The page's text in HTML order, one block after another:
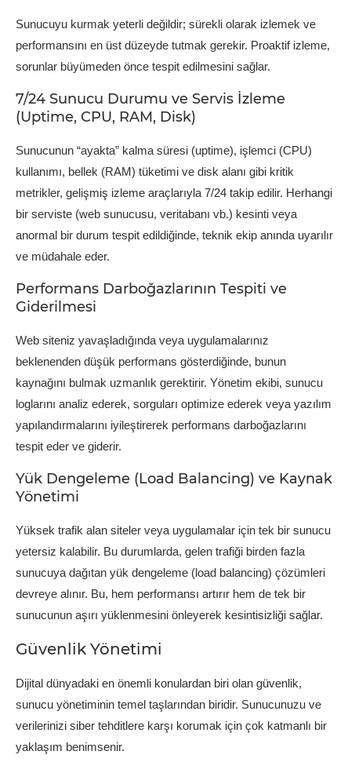
Sunucuyu kurmak yeterli değildir; sürekli olarak izlemek ve
performansını en üst düzeyde tutmak gerekir. Proaktif izleme,
sorunlar büyümeden önce tespit edilmesini sağlar.
7/24 Sunucu Durumu ve Servis İzleme
(Uptime, CPU, RAM, Disk)
Sunucunun “ayakta” kalma süresi (uptime), işlemci (CPU)
kullanımı, bellek (RAM) tüketimi ve disk alanı gibi kritik
metrikler, gelişmiş izleme araçlarıyla 7/24 takip edilir. Herhangi
bir serviste (web sunucusu, veritabanı vb.) kesinti veya
anormal bir durum tespit edildiğinde, teknik ekip anında uyarılır
ve müdahale eder.
Performans Darboğazlarının Tespiti ve
Giderilmesi
Web siteniz yavaşladığında veya uygulamalarınız
beklenenden düşük performans gösterdiğinde, bunun
kaynağını bulmak uzmanlık gerektirir. Yönetim ekibi, sunucu
loglarını analiz ederek, sorguları optimize ederek veya yazılım
yapılandırmalarını iyileştirerek performans darboğazlarını
tespit eder ve giderir.
Yük Dengeleme (Load Balancing) ve Kaynak
Yönetimi
Yüksek trafik alan siteler veya uygulamalar için tek bir sunucu
yetersiz kalabilir. Bu durumlarda, gelen trafiği birden fazla
sunucuya dağıtan yük dengeleme (load balancing) çözümleri
devreye alınır. Bu, hem performansı artırır hem de tek bir
sunucunun aşırı yüklenmesini önleyerek kesintisizliği sağlar.
Güvenlik Yönetimi
Dijital dünyadaki en önemli konulardan biri olan güvenlik,
sunucu yönetiminin temel taşlarından biridir. Sunucunuzu ve
verilerinizi siber tehditlere karşı korumak için çok katmanlı bir
yaklaşım benimsenir.